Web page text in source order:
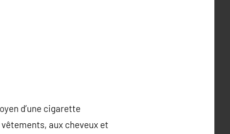
d’une cigarette
aux cheveux et